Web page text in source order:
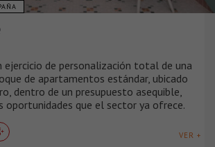
ejercicio de personalización total de una
de apartamentos estándar, ubicado
dentro de un presupuesto asequible,
oportunidades que el sector ya ofrece.
VER +